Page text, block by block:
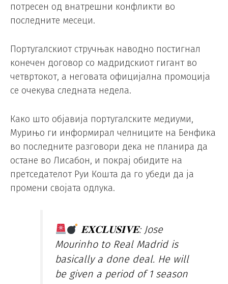
потресен од внатрешни конфликти во
последните месеци.
Португалскиот стручњак наводно постигнал
конечен договор со мадридскиот гигант во
четвртокот, а неговата официјална промоција
се очекува следната недела.
Како што објавија португалските медиуми,
Мурињо ги информирал челниците на Бенфика
во последните разговори дека не планира да
остане во Лисабон, и покрај обидите на
претседателот Руи Кошта да го убеди да ја
промени својата одлука.
𝐄𝐗𝐂𝐋𝐔𝐒𝐈𝐕𝐄: Jose
Mourinho to Real Madrid is
basically a done deal. He will
be given a period of 1 season